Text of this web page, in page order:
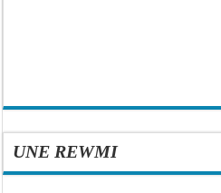
UNE REWMI